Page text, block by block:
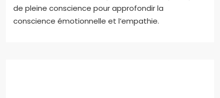
de pleine conscience pour approfondir la
conscience émotionnelle et l’empathie.